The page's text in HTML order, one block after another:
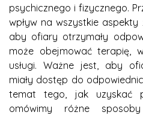
psychicznego i fizycznego.
wpływ na wszystkie
aby ofiary otrzymały
może obejmować terapię,
usługi. Ważne jest, aby
miały dostęp do
temat tego, jak uzyskać
omówimy różne